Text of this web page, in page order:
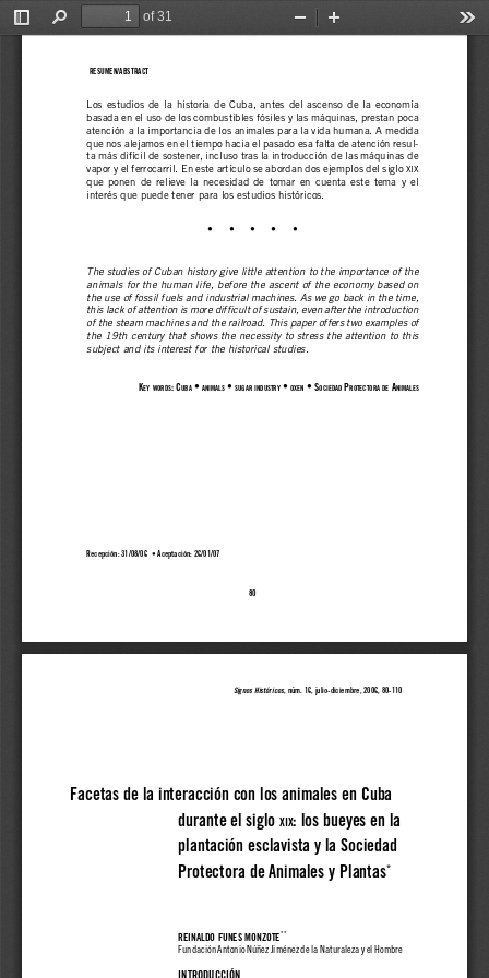
Toggle
Find
of 31
Zoom
80
Los  estudios  de  la  historia  de  Cuba,  antes  del  ascenso  de  la  economía
basada en el uso de los combustibles fósiles y las máquinas, prestan poca
atención a la importancia de los animales para la vida humana. A medida
que nos alejamos en el tiempo hacia el pasado esa falta de atención resul-
ta más difícil de sostener, incluso tras la introducción de las máquinas de
vapor y el ferrocarril. En este artículo se abordan dos ejemplos del siglo XIX
que  ponen  de  relieve  la  necesidad  de  tomar  en  cuenta  este  tema  y  el
interés que puede tener para los estudios históricos.
The studies of Cuban history give little attention to the importance of the
animals for the human life, before the ascent of the economy based on
the use of fossil fuels and industrial machines. As we go back in the time,
this lack of attention is more difficult of sustain, even after the introduction
of the steam machines and the railroad. This paper offers two examples of
the 19th century that shows the necessity to stress the attention to this
subject and its interest for the historical studies.
KEY WORDS: C UBA • ANIMALS • SUGAR INDUSTRY • OXEN • SOCIEDAD PROTECTORA DE ANIMALES
•     •     •     •     •
RESUMEN/ABSTRACT
Recepción: 31/08/06  • Aceptación: 26/01/07
REINALDO FUNES MONZOTE**
Fundación Antonio Núñez Jiménez de la Naturaleza y el Hombre
Signos Históricos, núm. 16, julio-diciembre, 2006, 80-110
Facetas de la interacción con los animales en Cuba
durante el siglo XIX: los bueyes en la
plantación esclavista y la Sociedad
Protectora de Animales y Plantas*